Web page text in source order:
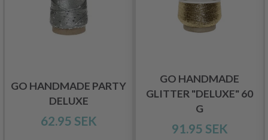
GO HANDMADE PARTY
DELUXE
62.95 SEK
GO HANDMADE
GLITTER "DELUXE" 60
G
91.95 SEK